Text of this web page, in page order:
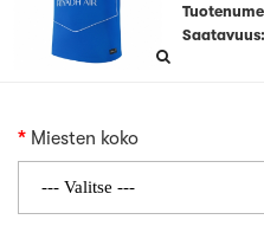
Saatavuus:
Miesten koko